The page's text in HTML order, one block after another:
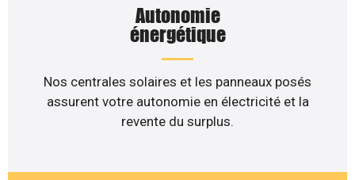
Autonomie
énergétique
Nos centrales solaires et les panneaux posés
assurent votre autonomie en électricité et la
revente du surplus.